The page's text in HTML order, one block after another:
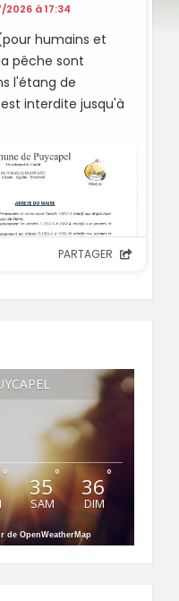
° 35°
SAM
36°
DIM
de OpenWeatherMap